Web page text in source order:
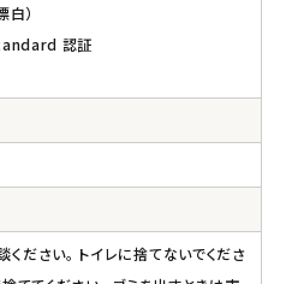
）
認証
ださい。 トイレに捨てないでくださ